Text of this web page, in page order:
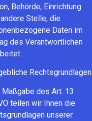
Behörde, Einrichtung
Stelle, die
Daten im
des Verantwortlichen
Rechtsgrundlagen
Maßgabe des Art. 13
teilen wir Ihnen die
unserer